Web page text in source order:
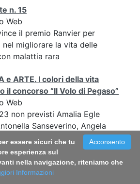
n. 15
Web
il premio Ranvier per
nel migliorare la vita delle
malattia rara
e ARTE. I colori della vita
il concorso “Il Volo di Pegaso”
Web
non previsti Amalia Egle
Sanseverino, Angela
l'evento si
streaming 0649904420
non prevista...
Acconsento
essere sicuri che tu
esperienza sul
nella navigazione, riteniamo che
Informazioni